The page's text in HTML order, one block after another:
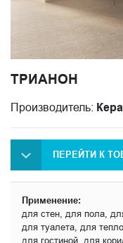
ТРИАНОН
Производитель:
ПЕРЕЙТИ К
Применение:
для стен, для пола,
для туалета, для
для гостиной, для